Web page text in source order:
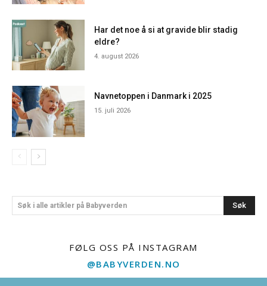
Har det noe å si at gravide blir stadig
eldre?
4. august 2026
Navnetoppen i Danmark i 2025
15. juli 2026
Søk i alle artikler på Babyverden Søk
FØLG OSS PÅ INSTAGRAM
@BABYVERDEN.NO